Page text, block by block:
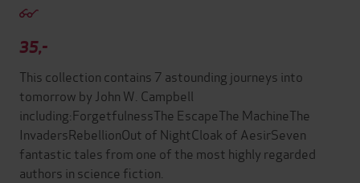
35,-
This collection contains 7 astounding journeys into
tomorrow by John W. Campbell
including:ForgetfulnessThe EscapeThe MachineThe
InvadersRebellionOut of NightCloak of AesirSeven
fantastic tales from one of the most highly regarded
authors in science fiction.